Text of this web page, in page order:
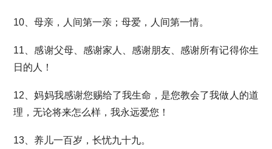
10、母亲，人间第一亲；母爱，人间第一情。
11、感谢父母、感谢家人、感谢朋友、感谢所有记得你生
日的人！
12、妈妈我感谢您赐给了我生命，是您教会了我做人的道
理，无论将来怎么样，我永远爱您！
13、养儿一百岁，长忧九十九。